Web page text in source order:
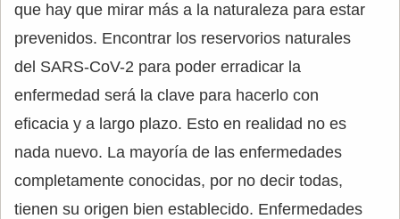
que hay que mirar más a la naturaleza para estar
prevenidos. Encontrar los reservorios naturales
del SARS-CoV-2 para poder erradicar la
enfermedad será la clave para hacerlo con
eficacia y a largo plazo. Esto en realidad no es
nada nuevo. La mayoría de las enfermedades
completamente conocidas, por no decir todas,
tienen su origen bien establecido. Enfermedades